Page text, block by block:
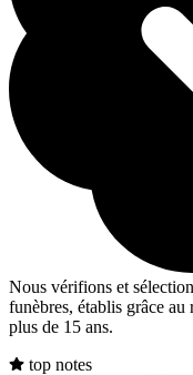
Nous vérifions et
funèbres, établis grâce au
plus de 15 ans.
top notes